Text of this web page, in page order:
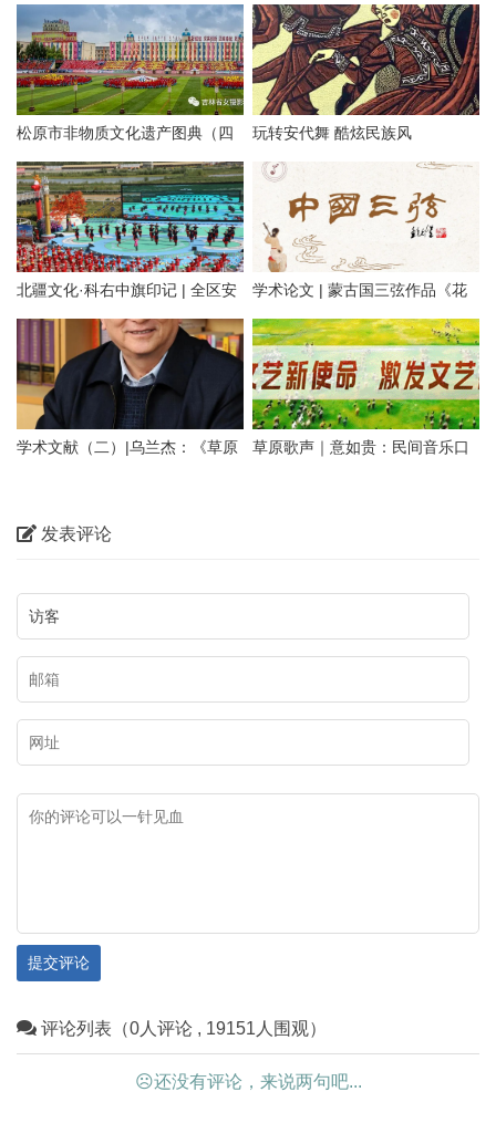
的“安代”和安代舞
式，最古老的心理治疗！
松原市非物质文化遗产图典（四
十五）蒙古族安代舞
玩转安代舞 酷炫民族风
北疆文化·科右中旗印记 | 全区安
代之乡
学术论文 | 蒙古国三弦作品《花
马》的研究与思考
学术文献（二）|乌兰杰：《草原
草原歌声｜意如贵：民间音乐口
发表评论
提交评论
评论列表（0人评论 , 19151人围观）
☹还没有评论，来说两句吧...